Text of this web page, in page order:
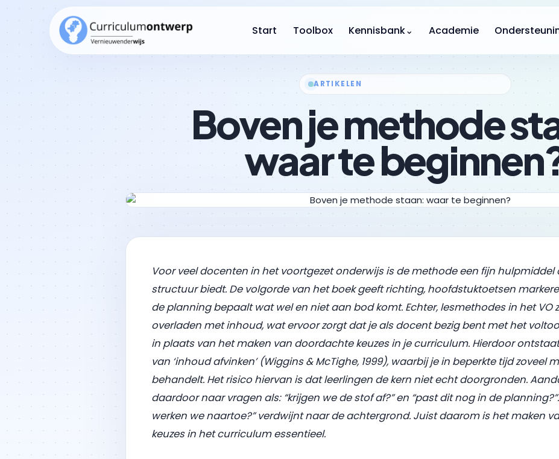
Start Toolbox Kennisbank⌄ Academie
ARTIKELEN
Boven je methode
waar te
Voor veel docenten in het voortgezet onderwijs is de methode een fijn
structuur biedt. De volgorde van het boek geeft richting, hoofdstuktoetsen
de planning bepaalt wat wel en niet aan bod komt. Echter, lesmethodes in het VO
overladen met inhoud, wat ervoor zorgt dat je als docent bezig bent met het
in plaats van het maken van doordachte keuzes in je curriculum. Hierdoor
van ‘inhoud afvinken’ (Wiggins & McTighe, 1999), waarbij je in beperkte tijd zoveel
behandelt. Het risico hiervan is dat leerlingen de kern niet echt doorgronden.
daardoor naar vragen als: “krijgen we de stof af?” en “past dit nog in de
werken we naartoe?” verdwijnt naar de achtergrond. Juist daarom is het maken
keuzes in het curriculum essentieel.